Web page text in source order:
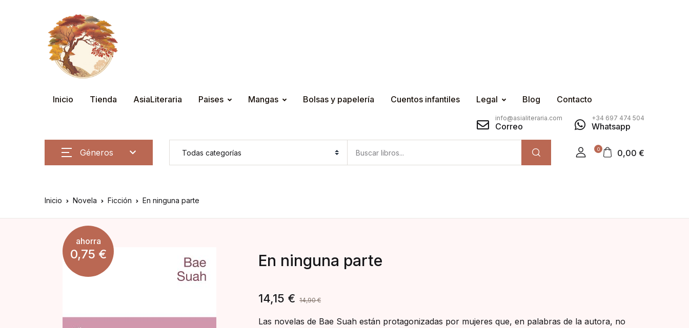
Inicio Tienda AsiaLiteraria Paises Mangas Bolsas y papelería Cuentos infantiles Legal Blog Contacto
info@asialiteraria.com
Correo
+34 697 474 504
Whatsapp
Géneros 0 0,00 €
Inicio Novela Ficción En ninguna parte
ahorra
0,75 € En ninguna parte
14,15 € 14,90€
Las novelas de Bae Suah están protagonizadas por mujeres que, en palabras de la autora, no